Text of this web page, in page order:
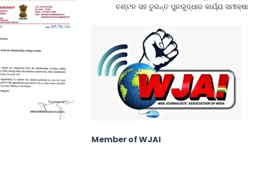
ବଣ୍ଟନ ସହ ତୁରନ୍ତ ପୁନରୁଦ୍ଧାର କାର୍ଯ୍ୟ ସମୀକ୍ଷା
Member of WJAI